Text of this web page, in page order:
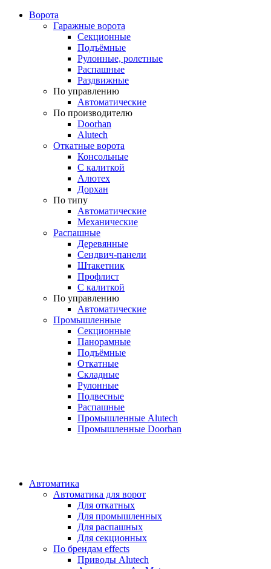
Ворота
Гаражные ворота
Секционные
Подъёмные
Рулонные, ролетные
Распашные
Раздвижные
По управлению
Автоматические
По производителю
Doorhan
Alutech
Откатные ворота
Консольные
С калиткой
Алютех
Дорхан
По типу
Автоматические
Механические
Распашные
Деревянные
Сендвич-панели
Штакетник
Профлист
С калиткой
По управлению
Автоматические
Промышленные
Секционные
Панорамные
Подъёмные
Откатные
Складные
Рулонные
Подвесные
Распашные
Промышленные Alutech
Промышленные Doorhan
Автоматика
Автоматика для ворот
Для откатных
Для промышленных
Для распашных
Для секционных
По брендам effects
Приводы Alutech